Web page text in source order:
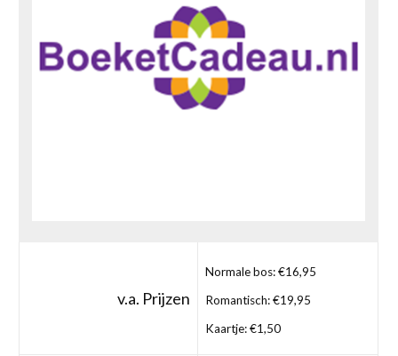
v.a. Prijzen
Normale bos: €16,95
Romantisch: €19,95
Kaartje: €1,50